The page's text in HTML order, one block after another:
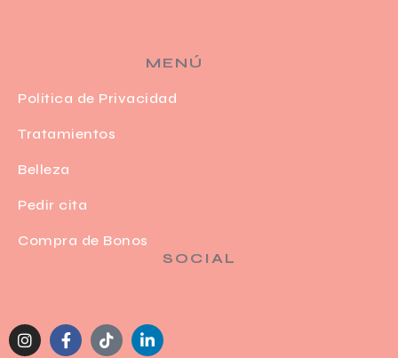
MENÚ
Politica de Privacidad
Tratamientos
Belleza
Pedir cita
Compra de Bonos
SOCIAL